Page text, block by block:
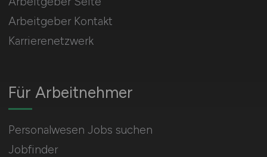
Für Arbeitnehmer
Personalwesen Jobs suchen
Jobfinder
Arbeitgeber Kontakt
Karrierenetzwerk